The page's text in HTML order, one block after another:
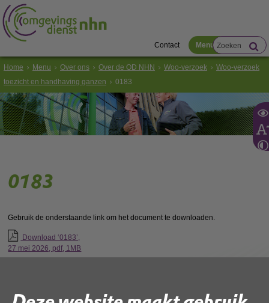
Contact Menu
Home Menu Over ons Over de OD NHN Woo-verzoek
Woo-verzoek
toezicht en handhaving ganzen
0183
0183
Gebruik de onderstaande link om het document te downloaden.
Download ‘0183’,
27 mei 2026, pdf, 1MB